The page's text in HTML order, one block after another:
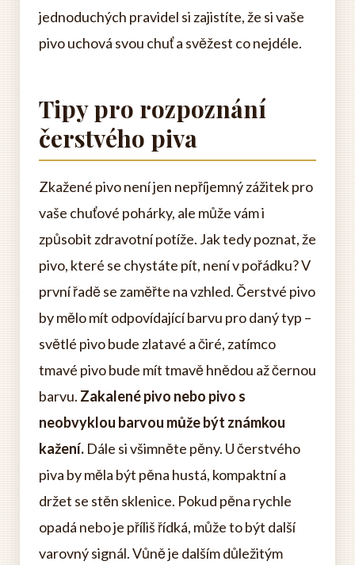
jednoduchých pravidel si zajistíte, že si vaše
pivo uchová svou chuť a svěžest co nejdéle.
Tipy pro rozpoznání
čerstvého piva
Zkažené pivo není jen nepříjemný zážitek pro
vaše chuťové pohárky, ale může vám i
způsobit zdravotní potíže. Jak tedy poznat, že
pivo, které se chystáte pít, není v pořádku? V
první řadě se zaměřte na vzhled. Čerstvé pivo
by mělo mít odpovídající barvu pro daný typ –
světlé pivo bude zlatavé a čiré, zatímco
tmavé pivo bude mít tmavě hnědou až černou
barvu. Zakalené pivo nebo pivo s
neobvyklou barvou může být známkou
kažení. Dále si všimněte pěny. U čerstvého
piva by měla být pěna hustá, kompaktní a
držet se stěn sklenice. Pokud pěna rychle
opadá nebo je příliš řídká, může to být další
varovný signál. Vůně je dalším důležitým